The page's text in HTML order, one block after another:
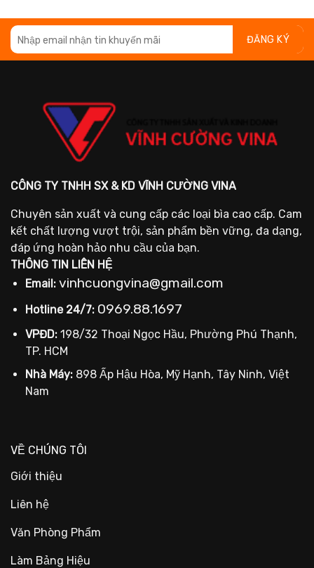
CÔNG TY TNHH SX & KD VĨNH CƯỜNG VINA
Chuyên sản xuất và cung cấp các loại bìa cao cấp. Cam
kết chất lượng vượt trội, sản phẩm bền vững, đa dạng,
đáp ứng hoàn hảo nhu cầu của bạn.
THÔNG TIN LIÊN HỆ
Email: vinhcuongvina@gmail.com
Hotline 24/7: 0969.88.1697
VPĐD: 198/32 Thoại Ngọc Hầu, Phường Phú Thạnh,
TP. HCM
Nhà Máy: 898 Ấp Hậu Hòa, Mỹ Hạnh, Tây Ninh, Việt
Nam
VỀ CHÚNG TÔI
Giới thiệu
Liên hệ
Văn Phòng Phẩm
Làm Bảng Hiệu